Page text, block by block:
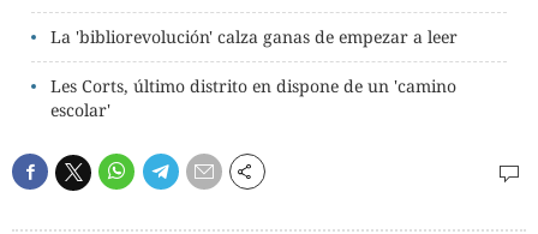
La 'bibliorevolución' calza ganas de empezar a leer
Les Corts, último distrito en dispone de un 'camino
escolar'